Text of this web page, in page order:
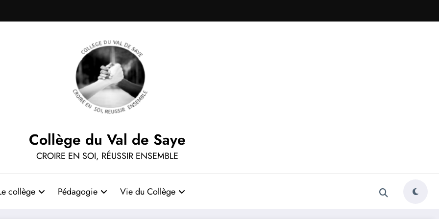
Collège du Val de Saye
CROIRE EN SOI, RÉUSSIR ENSEMBLE
collège Pédagogie Vie du Collège